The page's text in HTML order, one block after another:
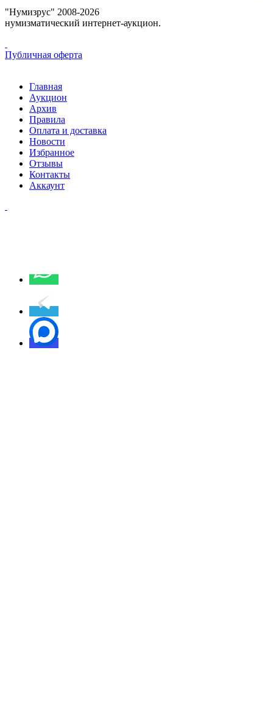
"Нумизрус" 2008-2026
нумизматический интернет-аукцион.
Публичная оферта
Главная
Аукцион
Архив
Правила
Оплата и доставка
Новости
Избранное
Отзывы
Контакты
Аккаунт